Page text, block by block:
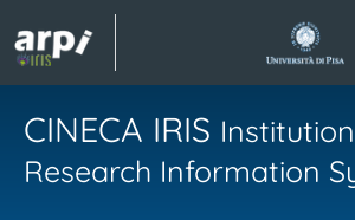
CINECA IRIS
Research Information